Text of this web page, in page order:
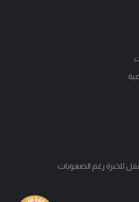
للخبرة رغم الصعوبات